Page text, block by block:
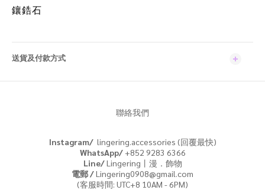
鑲鋯石
送貨及付款方式
聯絡我們
Instagram/ lingering.accessories (回覆最快)
WhatsApp/+852 9283 6366
Line/Lingering丨漫．飾物
電郵 /Lingering0908@gmail.com
(客服時間: UTC+8 10AM - 6PM)